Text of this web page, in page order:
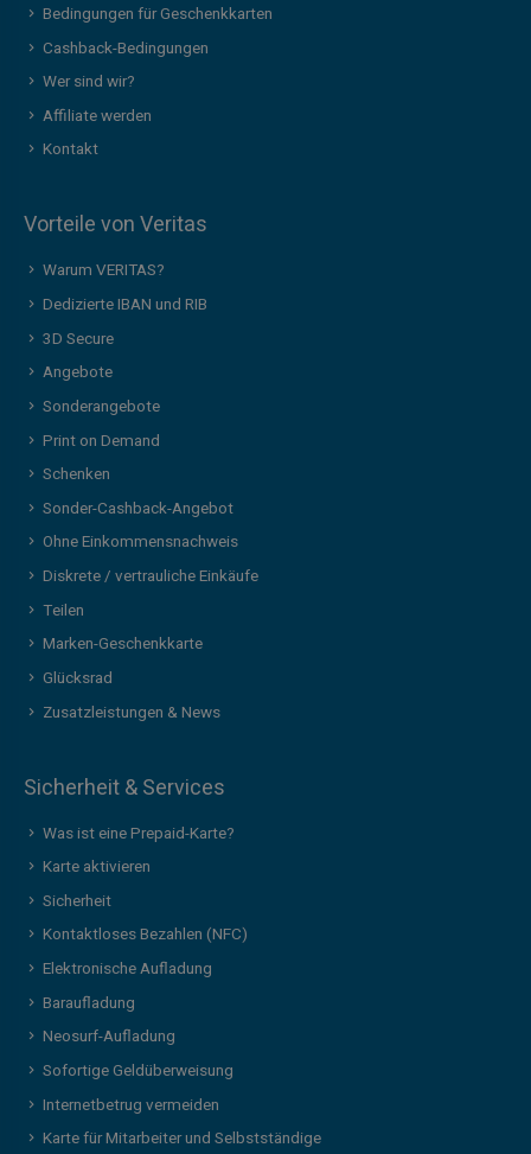
Bedingungen für Geschenkkarten
Cashback-Bedingungen
Wer sind wir?
Affiliate werden
Kontakt
Vorteile von Veritas
Warum VERITAS?
Dedizierte IBAN und RIB
3D Secure
Angebote
Sonderangebote
Print on Demand
Schenken
Sonder-Cashback-Angebot
Ohne Einkommensnachweis
Diskrete / vertrauliche Einkäufe
Teilen
Marken-Geschenkkarte
Glücksrad
Zusatzleistungen & News
Sicherheit & Services
Was ist eine Prepaid-Karte?
Karte aktivieren
Sicherheit
Kontaktloses Bezahlen (NFC)
Elektronische Aufladung
Baraufladung
Neosurf-Aufladung
Sofortige Geldüberweisung
Internetbetrug vermeiden
Karte für Mitarbeiter und Selbstständige